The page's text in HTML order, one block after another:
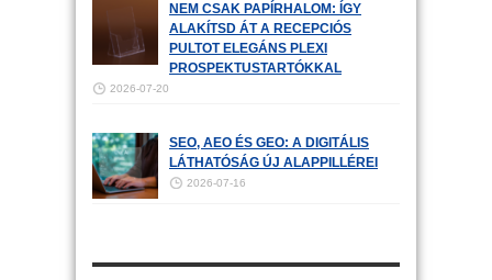
NEM CSAK PAPÍRHALOM: ÍGY
ALAKÍTSD ÁT A RECEPCIÓS
PULTOT ELEGÁNS PLEXI
PROSPEKTUSTARTÓKKAL
2026-07-20
SEO, AEO ÉS GEO: A DIGITÁLIS
LÁTHATÓSÁG ÚJ ALAPPILLÉREI
2026-07-16